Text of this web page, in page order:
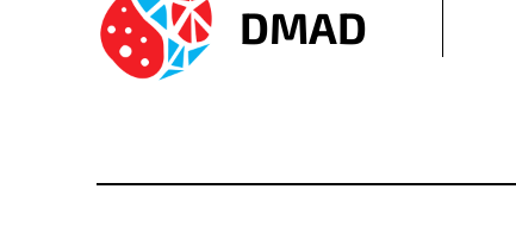
DMAD